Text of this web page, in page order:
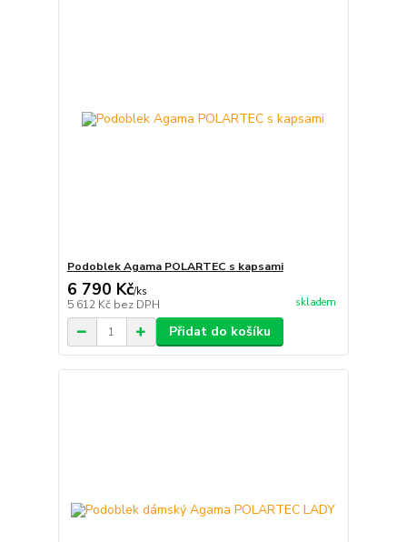
Podoblek Agama POLARTEC s kapsami
6 790 Kč/ks
5 612 Kč bez DPH skladem
Přidat do košíku